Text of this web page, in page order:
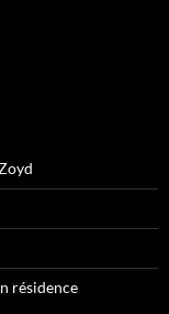
résidence